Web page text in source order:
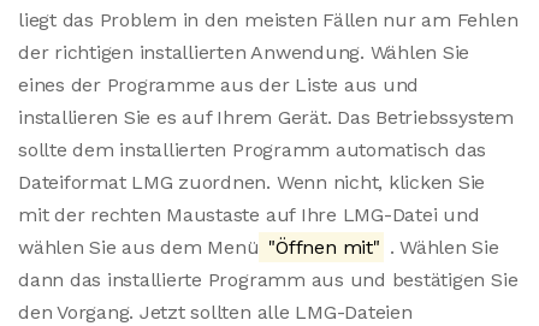
liegt das Problem in den meisten Fällen nur am Fehlen
der richtigen installierten Anwendung. Wählen Sie
eines der Programme aus der Liste aus und
installieren Sie es auf Ihrem Gerät. Das Betriebssystem
sollte dem installierten Programm automatisch das
Dateiformat LMG zuordnen. Wenn nicht, klicken Sie
mit der rechten Maustaste auf Ihre LMG-Datei und
wählen Sie aus dem Menü "Öffnen mit" . Wählen Sie
dann das installierte Programm aus und bestätigen Sie
den Vorgang. Jetzt sollten alle LMG-Dateien